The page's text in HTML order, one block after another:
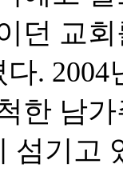
던 교
.
한 남
섬기고